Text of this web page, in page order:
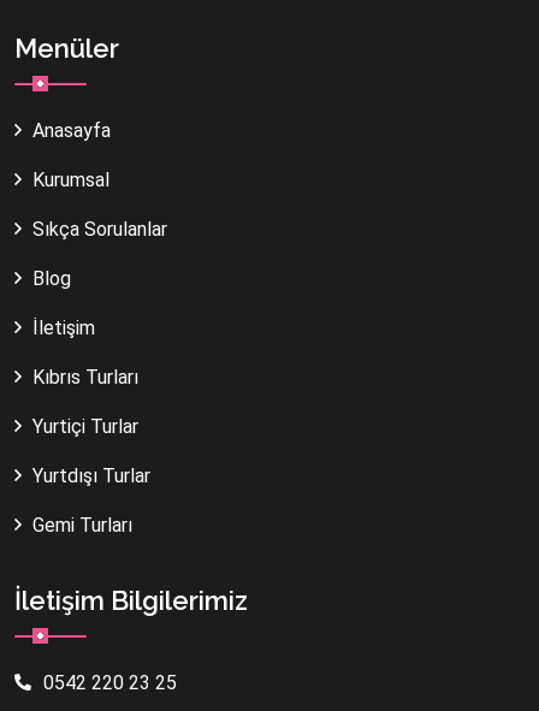
Menüler
Anasayfa
Kurumsal
Sıkça Sorulanlar
Blog
İletişim
Kıbrıs Turları
Yurtiçi Turlar
Yurtdışı Turlar
Gemi Turları
İletişim Bilgilerimiz
0542 220 23 25